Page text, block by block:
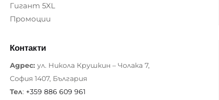
Гигант 5XL
Промоции
Контакти
Адрес: ул. Никола Крушкин – Чолака 7,
София 1407, България
Тел: +359 886 609 961